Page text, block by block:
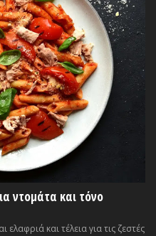
ντομάτα και τόνο
και τέλεια για τις ζεστές